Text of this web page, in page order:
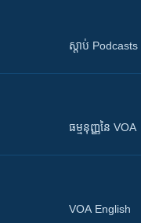
ស្តាប់ Podcasts
ធម្មនុញ្ញ​នៃ VOA
VOA English